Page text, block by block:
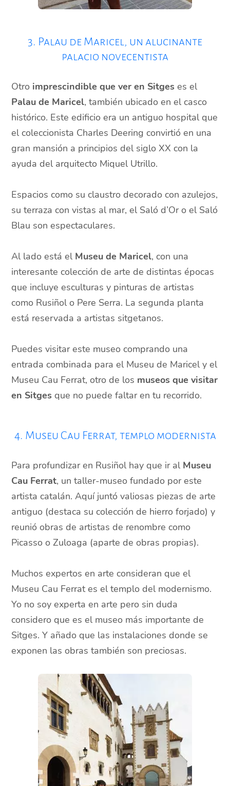
3. Palau de Maricel, un alucinante
palacio novecentista
Otro imprescindible que ver en Sitgeses el
Palau de Maricel, también ubicado en el casco
histórico. Este edificio era un antiguo hospital que
el coleccionista Charles Deering convirtió en una
gran mansión a principios del siglo XX con la
ayuda del arquitecto Miquel Utrillo.
Espacios como su claustro decorado con azulejos,
su terraza con vistas al mar, el Saló d’Or o el Saló
Blau son espectaculares.
Al lado está el Museu de Maricel, con una
interesante colección de arte de distintas épocas
que incluye esculturas y pinturas de artistas
como Rusiñol o Pere Serra. La segunda planta
está reservada a artistas sitgetanos.
Puedes visitar este museo comprando una
entrada combinada para el Museu de Maricel y el
Museu Cau Ferrat, otro de los museos que visitar
en Sitges que no puede faltar en tu recorrido.
4. Museu Cau Ferrat, templo modernista
Para profundizar en Rusiñol hay que ir al Museu
Cau Ferrat, un taller-museo fundado por este
artista catalán. Aquí juntó valiosas piezas de arte
antiguo (destaca su colección de hierro forjado) y
reunió obras de artistas de renombre como
Picasso o Zuloaga (aparte de obras propias).
Muchos expertos en arte consideran que el
Museu Cau Ferrat es el templo del modernismo.
Yo no soy experta en arte pero sin duda
considero que es el museo más importante de
Sitges. Y añado que las instalaciones donde se
exponen las obras también son preciosas.